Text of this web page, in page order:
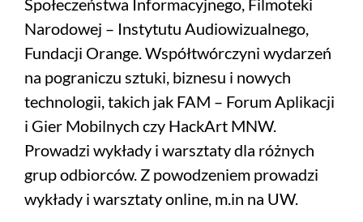
Społeczeństwa Informacyjnego, Filmoteki
Narodowej – Instytutu Audiowizualnego,
Fundacji Orange. Współtwórczyni wydarzeń
na pograniczu sztuki, biznesu i nowych
technologii, takich jak FAM – Forum Aplikacji
i Gier Mobilnych czy HackArt MNW.
Prowadzi wykłady i warsztaty dla różnych
grup odbiorców. Z powodzeniem prowadzi
wykłady i warsztaty online, m.in na UW.